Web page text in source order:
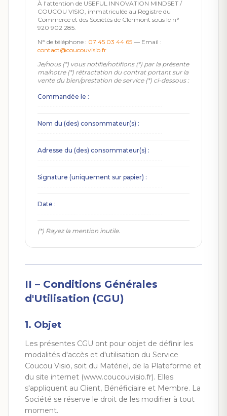
À l'attention de USEFUL INNOVATION MINDSET /
COUCOU VISIO, immatriculée au Registre du
Commerce et des Sociétés de Clermont sous le n°
920 902 285.
N° de téléphone : 07 45 03 44 65 — Email :
contact@coucouvisio.fr
Je/nous (*) vous notifie/notifions (*) par la présente
ma/notre (*) rétractation du contrat portant sur la
vente du bien/prestation de service (*) ci-dessous :
Commandée le :
Nom du (des) consommateur(s) :
Adresse du (des) consommateur(s) :
Signature (uniquement sur papier) :
Date :
(*) Rayez la mention inutile.
II – Conditions Générales
d'Utilisation (CGU)
1. Objet
Les présentes CGU ont pour objet de définir les
modalités d'accès et d'utilisation du Service
Coucou Visio, soit du Matériel, de la Plateforme et
du site internet (www.coucouvisio.fr). Elles
s'appliquent au Client, Bénéficiaire et Membre. La
Société se réserve le droit de les modifier à tout
moment.